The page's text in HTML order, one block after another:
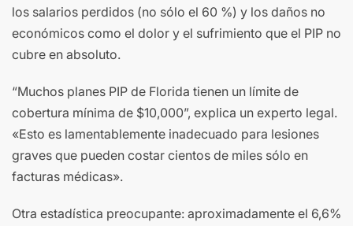
los salarios perdidos (no sólo el 60 %) y los daños no
económicos como el dolor y el sufrimiento que el PIP no
cubre en absoluto.
“Muchos planes PIP de Florida tienen un límite de
cobertura mínima de $10,000”, explica un experto legal.
«Esto es lamentablemente inadecuado para lesiones
graves que pueden costar cientos de miles sólo en
facturas médicas».
Otra estadística preocupante: aproximadamente el 6,6%